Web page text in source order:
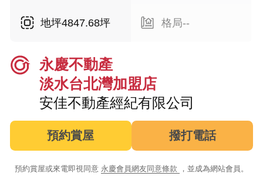
地坪4847.68坪 格局--
永慶不動產
淡水台北灣加盟店
安佳不動產經紀有限公司
預約賞屋 撥打電話
預約賞屋或來電即視同意 永慶會員網友同意條款 ，並成為網站會員。